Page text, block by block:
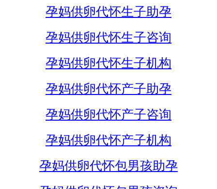
孕妈供卵代怀生子助孕
孕妈供卵代怀生子咨询
孕妈供卵代怀生子机构
孕妈供卵代怀产子助孕
孕妈供卵代怀产子咨询
孕妈供卵代怀产子机构
孕妈供卵代怀包男孩助孕